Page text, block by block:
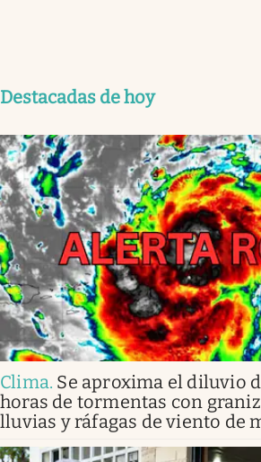
Destacadas de hoy
Clima. Se aproxima el diluvio
horas de tormentas con
lluvias y ráfagas de viento de